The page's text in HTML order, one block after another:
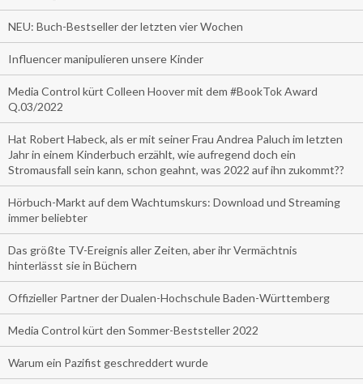
NEU: Buch-Bestseller der letzten vier Wochen
Influencer manipulieren unsere Kinder
Media Control kürt Colleen Hoover mit dem #BookTok Award
Q.03/2022
Hat Robert Habeck, als er mit seiner Frau Andrea Paluch im letzten
Jahr in einem Kinderbuch erzählt, wie aufregend doch ein
Stromausfall sein kann, schon geahnt, was 2022 auf ihn zukommt??
Hörbuch-Markt auf dem Wachtumskurs: Download und Streaming
immer beliebter
Das größte TV-Ereignis aller Zeiten, aber ihr Vermächtnis
hinterlässt sie in Büchern
Offizieller Partner der Dualen-Hochschule Baden-Württemberg
Media Control kürt den Sommer-Beststeller 2022
Warum ein Pazifist geschreddert wurde